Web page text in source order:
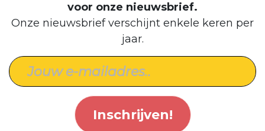
voor onze nieuwsbrief.
Onze nieuwsbrief verschijnt enkele keren per
jaar.
Inschrijven!